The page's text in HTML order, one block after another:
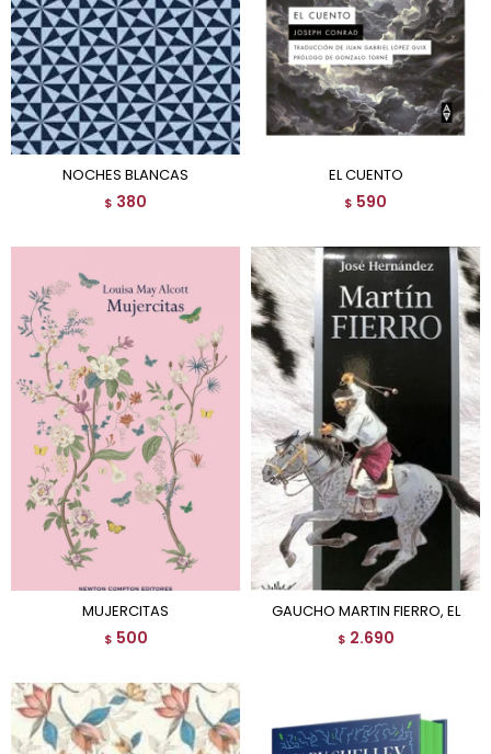
NOCHES BLANCAS
$ 380
EL CUENTO
$ 590
MUJERCITAS
$ 500
GAUCHO MARTIN FIERRO, EL
$ 2.690